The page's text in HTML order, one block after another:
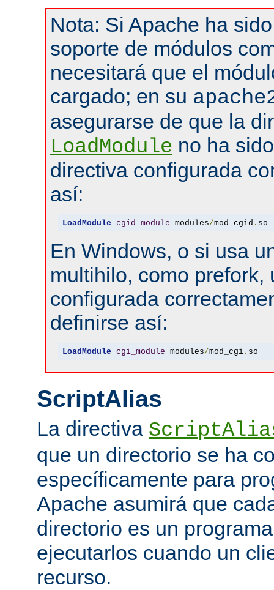
Nota: Si Apache ha
soporte de módulos
necesitará que el
cargado; en su
asegurarse de que la
LoadModule no ha
directiva configurada
así:
LoadModule cgid_module modules/mod_cgid . so
En Windows, o si usa
multihilo, como prefork,
configurada
definirse así:
LoadModule cgi_module modules/mod_cgi. so
ScriptAlias
La directiva
que un directorio se ha
específicamente para
Apache asumirá que
directorio es un
ejecutarlos cuando un
recurso.